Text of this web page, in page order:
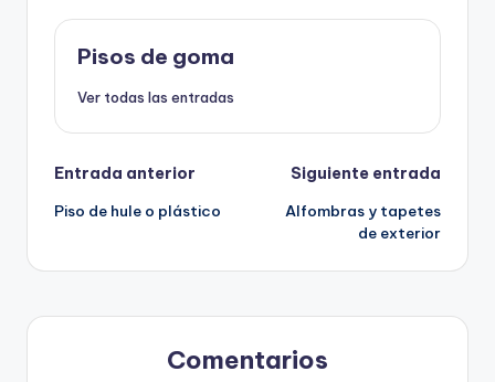
Pisos de goma
Ver todas las entradas
Navegación
de
entradas
Entrada anterior
Piso de hule o plástico
Siguiente entrada
Alfombras y tapetes
de exterior
Comentarios